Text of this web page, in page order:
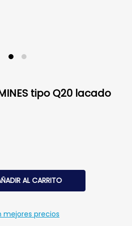
tipo Q20 lacado
tipo Q20 lacado blanco 2m
AL CARRITO
mejores precios